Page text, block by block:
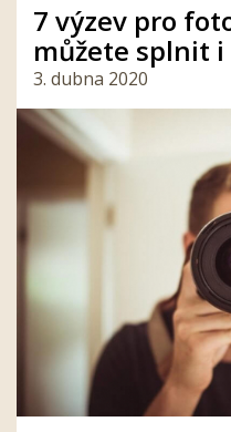
7 výzev pro
můžete splnit i
3. dubna 2020